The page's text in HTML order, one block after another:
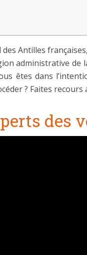
Antilles
administrative de
êtes dans
? Faites
des